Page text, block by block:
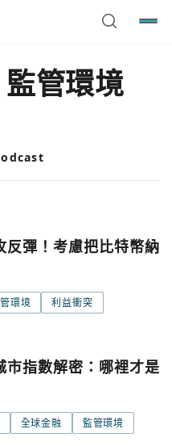
監管環境
反彈！考慮把比特幣納
環境 利益衝突
市指數解密：哪裡才是
全球金融 監管環境